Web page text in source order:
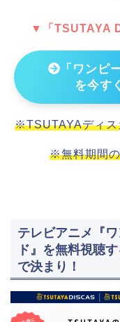
▼「TSUTAYA
「ワンピ
を今す
※TSUTAYAディス
※無料期間
テレビアニメ『
ド』を無料視聴
で決まり！